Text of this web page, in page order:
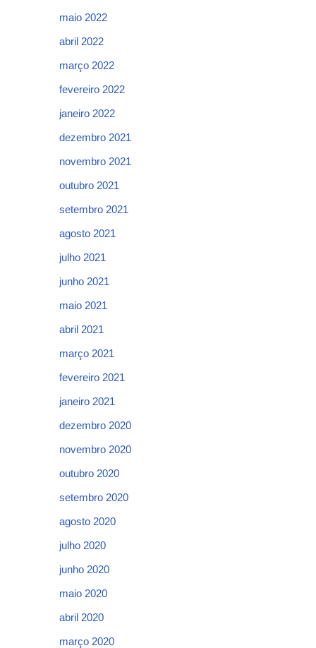
maio 2022
abril 2022
março 2022
fevereiro 2022
janeiro 2022
dezembro 2021
novembro 2021
outubro 2021
setembro 2021
agosto 2021
julho 2021
junho 2021
maio 2021
abril 2021
março 2021
fevereiro 2021
janeiro 2021
dezembro 2020
novembro 2020
outubro 2020
setembro 2020
agosto 2020
julho 2020
junho 2020
maio 2020
abril 2020
março 2020